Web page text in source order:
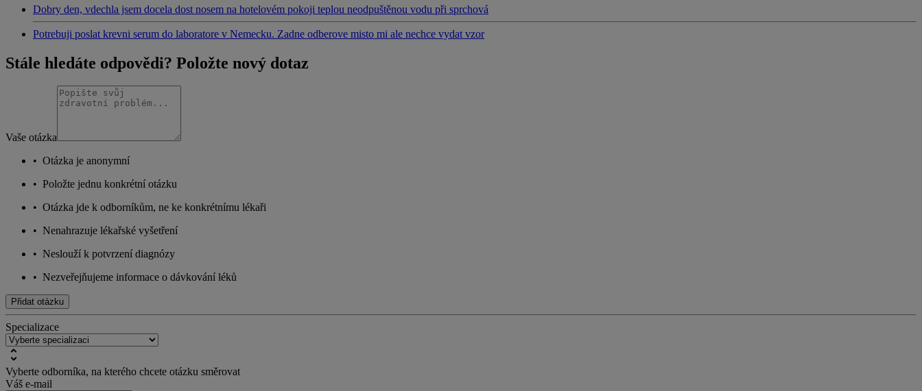
Dobry den, vdechla jsem docela dost nosem na hotelovém pokoji teplou neodpuštěnou vodu při sprchová
Potrebuji poslat krevni serum do laboratore v Nemecku. Zadne odberove misto mi ale nechce vydat vzor
Stále hledáte odpovědi? Položte nový dotaz
Vaše otázka
• Otázka je anonymní
• Položte jednu konkrétní otázku
• Otázka jde k odborníkům, ne ke konkrétnímu lékaři
• Nenahrazuje lékařské vyšetření
• Neslouží k potvrzení diagnózy
• Nezveřejňujeme informace o dávkování léků
Přidat otázku
Specializace
Vyberte odborníka, na kterého chcete otázku směrovat
Váš e-mail